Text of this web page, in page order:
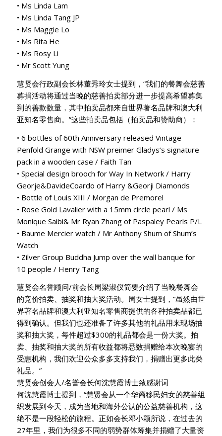
• Ms Linda Lam
• Ms Linda Tang JP
• Ms Maggie Lo
• Ms Rita He
• Ms Rosy Li
• Mr Scott Yung
慧贤会行政副会长林董秀玲女士提到，“我们的餐舞会慈善
募捐活动将通过当晚的慈善拍卖部分进一步提高希望募集
到的善款数量，其中拍卖品都来自世界著名品牌和澳大利
亚知名零售商。”这些拍卖品包括（拍卖品和赞助商）：
• 6 bottles of 60th Anniversary released Vintage
Penfold Grange with NSW preimer Gladys’s signature
pack in a wooden case / Faith Tan
• Special design brooch for Way In Network / Harry
Georje&DavideCoardo of Harry &Georji Diamonds
• Bottle of Louis XIII / Morgan de Premorel
• Rose Gold Lavalier with a 15mm circle pearl / Ms
Monique Saibi& Mr Ryan Zhang of Paspaley Pearls P/L
• Baume Mercier watch / Mr Anthony Shum of Shum’s
Watch
• Zilver Group Buddha Jump over the wall banque for
10 people / Henry Tang
慧贤会名誉顾问/前会长周梁淑仪简要介绍了当晚餐舞会
的竞价拍卖、抽奖和抽大奖活动。周女士提到，“虽然由世
界著名品牌和澳大利亚知名零售商提供的各种拍卖品都已
得到确认。但我们也还准备了许多其他的礼品用来现场抽
奖和抽大奖，每件超过$300的礼品都会是一份大奖。拍
卖、抽奖和抽大奖的所有收益都将悉数捐赠给本次晚宴的
受惠机构，我们欢迎公众多多支持我们，捐赠出更多此类
礼品。”
慧贤会创会人/名誉会长何沈慧霞博士致感谢词
何沈慧霞博士提到，“慧贤会从一个华裔移民妇女的慈善组
织发展到今天，成为当地和海外公认的公益慈善机构，这
绝不是一段轻松的旅程。正如会长邓小颖所说，在过去的
27年里，我们为很多不同的弱势群体筹集并捐赠了大量资